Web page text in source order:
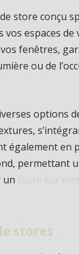
store conçu
espaces de
fenêtres,
ou de
options
également en
permettant
un store sur
stores